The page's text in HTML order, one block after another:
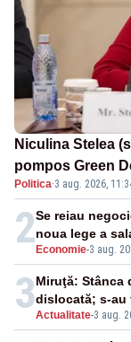
Niculina Stelea
pompos Green
măsură vinovat
Politica·3 aug. 2026,
2 Economie-3 aug.
Se reiau
noua lege a
3Actualitate-3 aug.
Miruţă: Stânca
dislocată; s-au